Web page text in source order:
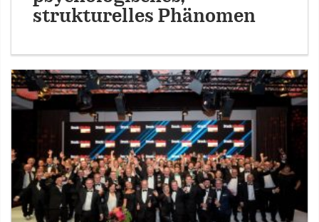
strukturelles Phänomen